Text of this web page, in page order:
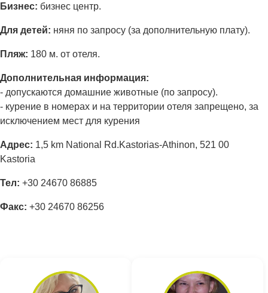
Бизнес: бизнес центр.
Для детей: няня по запросу (за дополнительную плату).
Пляж: 180 м. от отеля.
Дополнительная информация:
- допускаются домашние животные (по запросу).
- курение в номерах и на территории отеля запрещено, за
исключением мест для курения
Адрес: 1,5 km National Rd.Kastorias-Athinon, 521 00
Kastoria
Тел: +30 24670 86885
Факс: +30 24670 86256